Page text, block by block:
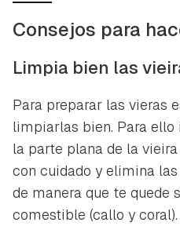
Consejos para
Limpia bien las
Para preparar las vieras
limpiarlas bien. Para
la parte plana de la
con cuidado y elimina
de manera que te quede
comestible (callo y